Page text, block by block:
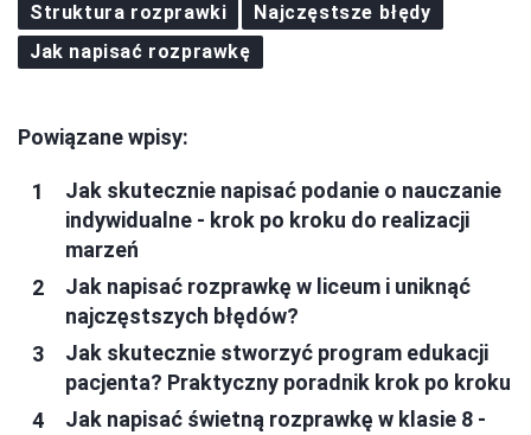
Struktura rozprawki
Najczęstsze błędy
Jak napisać rozprawkę
Powiązane wpisy:
Jak skutecznie napisać podanie o nauczanie
indywidualne - krok po kroku do realizacji
marzeń
Jak napisać rozprawkę w liceum i uniknąć
najczęstszych błędów?
Jak skutecznie stworzyć program edukacji
pacjenta? Praktyczny poradnik krok po kroku
Jak napisać świetną rozprawkę w klasie 8 -